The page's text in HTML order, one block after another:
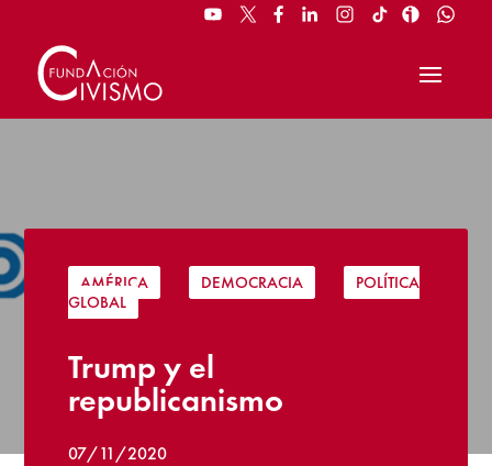
AMÉRICA DEMOCRACIA
POLÍTICA
GLOBAL
Trump y el
republicanismo
07/11/2020